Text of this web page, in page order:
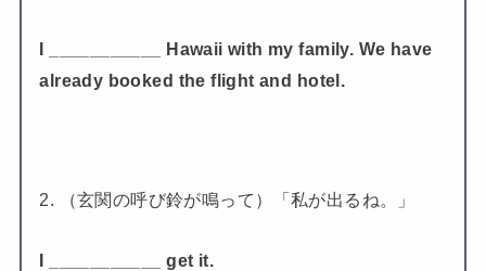
I ___________ Hawaii with my family. We have
already booked the flight and hotel.
2. （玄関の呼び鈴が鳴って）「私が出るね。」
I ___________ get it.